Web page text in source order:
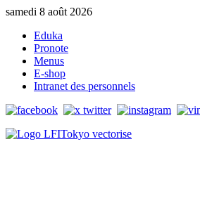
samedi 8 août 2026
Eduka
Pronote
Menus
E-shop
Intranet des personnels